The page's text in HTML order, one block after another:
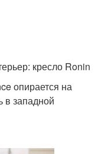
кресло Ronin
опирается на
в западной